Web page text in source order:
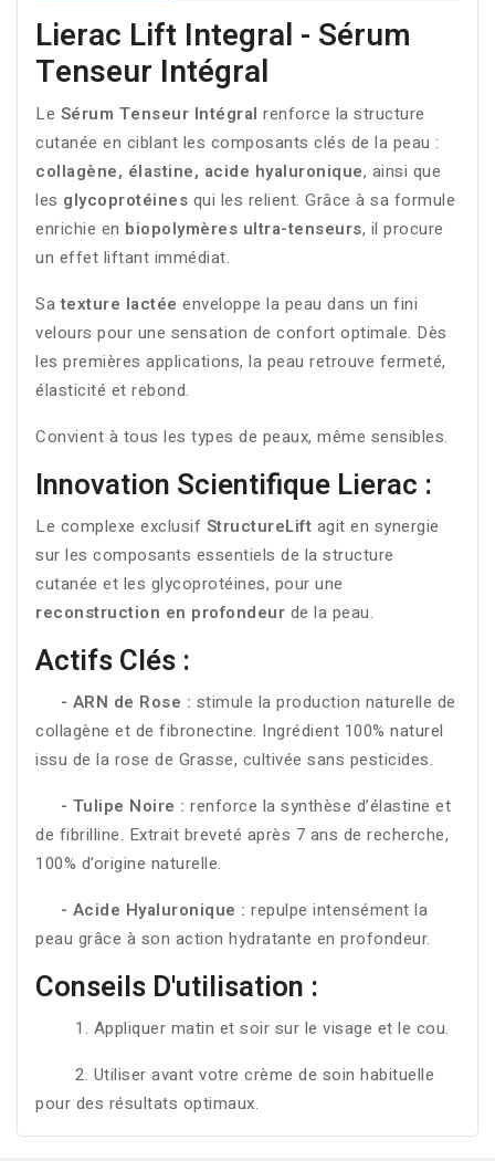
Lierac Lift Integral - Sérum
Tenseur Intégral
Le Sérum Tenseur Intégral renforce la structure
cutanée en ciblant les composants clés de la peau :
collagène, élastine, acide hyaluronique, ainsi que
les glycoprotéines qui les relient. Grâce à sa formule
enrichie en biopolymères ultra-tenseurs, il procure
un effet liftant immédiat.
Satexture lactée enveloppe la peau dans un fini
velours pour une sensation de confort optimale. Dès
les premières applications, la peau retrouve fermeté,
élasticité et rebond.
Convient à tous les types de peaux, même sensibles.
Innovation Scientifique Lierac :
Le complexe exclusif StructureLift agit en synergie
sur les composants essentiels de la structure
cutanée et les glycoprotéines, pour une
reconstruction en profondeur de la peau.
Actifs Clés :
- ARN de Rose : stimule la production naturelle de
collagène et de fibronectine. Ingrédient 100% naturel
issu de la rose de Grasse, cultivée sans pesticides.
- Tulipe Noire : renforce la synthèse d’élastine et
de fibrilline. Extrait breveté après 7 ans de recherche,
100% d’origine naturelle.
- Acide Hyaluronique : repulpe intensément la
peau grâce à son action hydratante en profondeur.
Conseils D'utilisation :
1. Appliquer matin et soir sur le visage et le cou.
2. Utiliser avant votre crème de soin habituelle
pour des résultats optimaux.